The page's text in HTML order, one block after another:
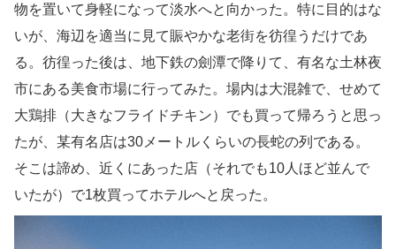
物を置いて身軽になって淡水へと向かった。特に目的はな
いが、海辺を適当に見て賑やかな老街を彷徨うだけであ
る。彷徨った後は、地下鉄の劍潭で降りて、有名な土林夜
市にある美食市場に行ってみた。場内は大混雑で、せめて
大鶏排（大きなフライドチキン）でも買って帰ろうと思っ
たが、某有名店は30メートルくらいの長蛇の列である。
そこは諦め、近くにあった店（それでも10人ほど並んで
いたが）で1枚買ってホテルへと戻った。